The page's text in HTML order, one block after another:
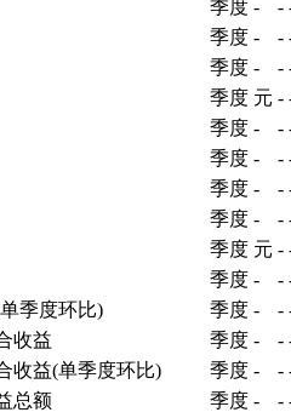
季度 - -
季度 - -
季度 - -
季度 元 -
季度 - -
季度 - -
季度 - -
季度 - -
季度 元 -
季度 - -
季度环比)
季度 - -
收益
季度 - -
收益(单季度环比)
季度 - -
总额
季度 - -